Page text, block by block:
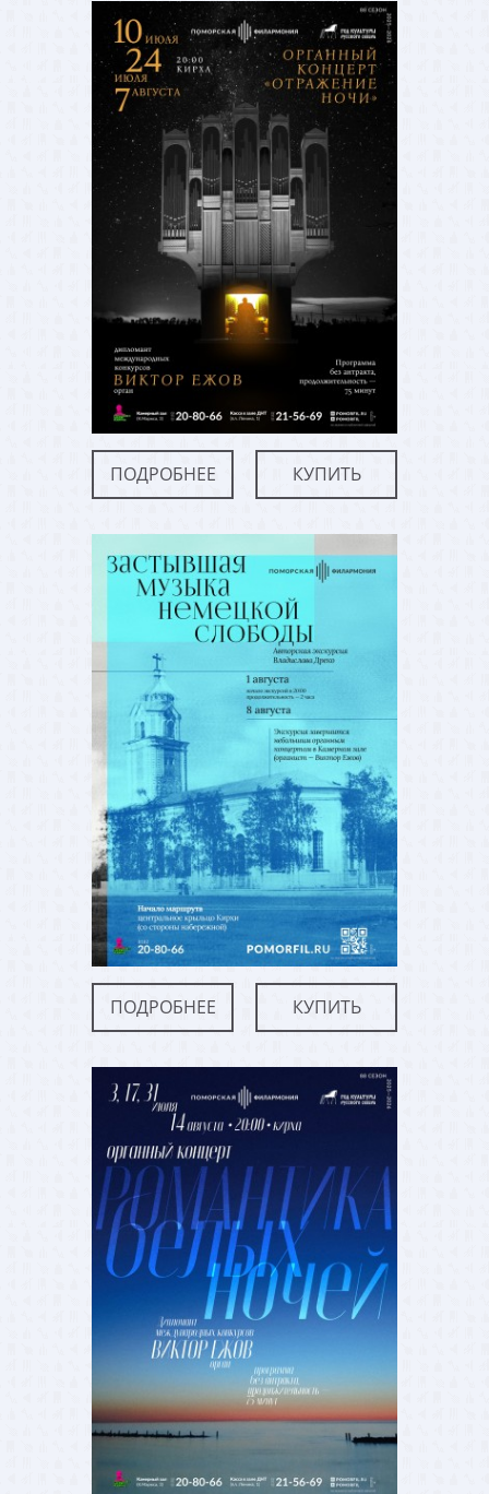
ПОДРОБНЕЕ КУПИТЬ
ПОДРОБНЕЕ КУПИТЬ